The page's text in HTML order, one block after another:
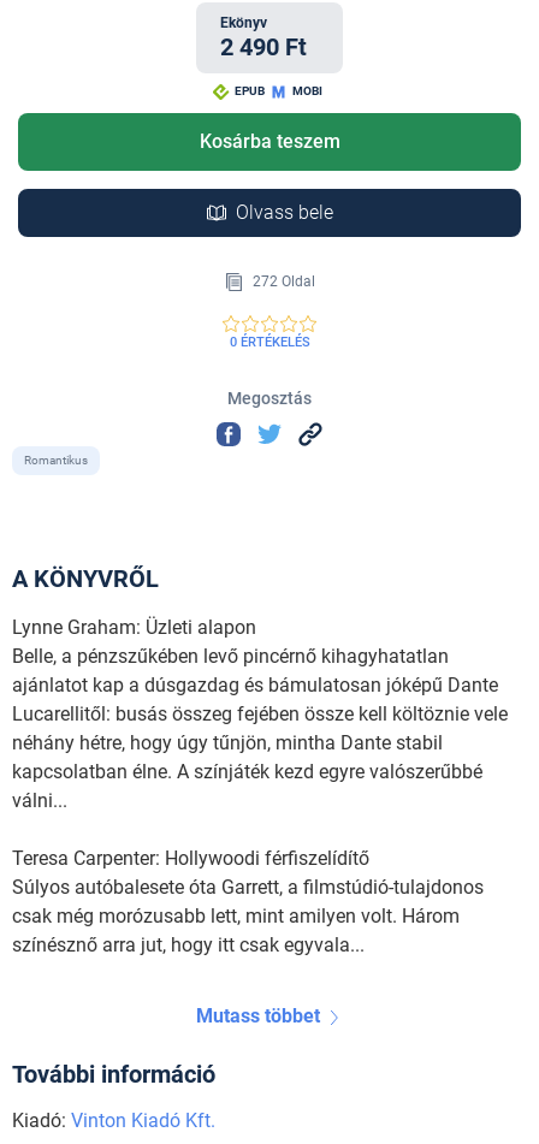
Ekönyv
2 490 Ft
EPUB MOBI
Kosárba teszem
Olvass bele
272 Oldal
0 ÉRTÉKELÉS
Megosztás
Romantikus
A KÖNYVRŐL
Lynne Graham: Üzleti alapon
Belle, a pénzszűkében levő pincérnő kihagyhatatlan
ajánlatot kap a dúsgazdag és bámulatosan jóképű Dante
Lucarellitől: busás összeg fejében össze kell költöznie vele
néhány hétre, hogy úgy tűnjön, mintha Dante stabil
kapcsolatban élne. A színjáték kezd egyre valószerűbbé
válni...
Teresa Carpenter: Hollywoodi férfiszelídítő
Súlyos autóbalesete óta Garrett, a filmstúdió-tulajdonos
csak még morózusabb lett, mint amilyen volt. Három
színésznő arra jut, hogy itt csak egyvala...
Mutass többet
További információ
Kiadó: Vinton Kiadó Kft.